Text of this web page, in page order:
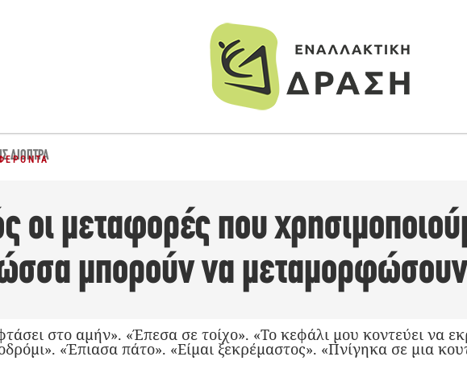
ΔΙΌΠΤΡΑ
οι μεταφορές που
μπορούν να
στο αμήν». «Έπεσα σε τοίχο». «Το κεφάλι μου κοντεύει να
«Έπιασα πάτο». «Είμαι ξεκρέμαστος». «Πνίγηκα σε μια